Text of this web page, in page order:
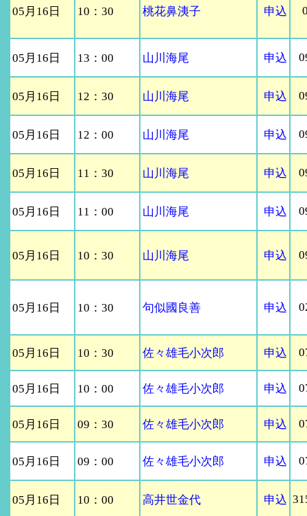
05月16日 10：30 桃花鼻洟子 申込
05月16日 13：00 山川海尾 申込
05月16日 12：30 山川海尾 申込
05月16日 12：00 山川海尾 申込
05月16日 11：30 山川海尾 申込
05月16日 11：00 山川海尾 申込
05月16日 10：30 山川海尾 申込
05月16日 10：30 句似國良善 申込
05月16日 10：30 佐々雄毛小次郎 申込
05月16日 10：00 佐々雄毛小次郎 申込
05月16日 09：30 佐々雄毛小次郎 申込
05月16日 09：00 佐々雄毛小次郎 申込
05月16日 10：00 高井世金代 申込